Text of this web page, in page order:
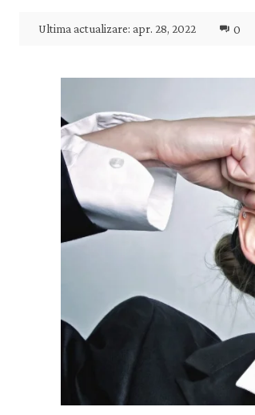
Ultima actualizare: apr. 28, 2022 0